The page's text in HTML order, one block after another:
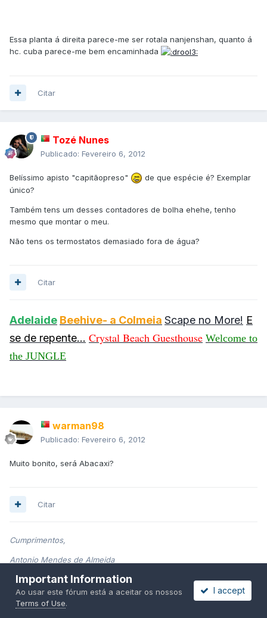
Essa planta á direita parece-me ser rotala nanjenshan, quanto á
hc. cuba parece-me bem encaminhada
Citar
Tozé Nunes
Publicado: Fevereiro 6, 2012
Belíssimo apisto "capitãopreso"
de que espécie é? Exemplar
único?
Também tens um desses contadores de bolha ehehe, tenho
mesmo que montar o meu.
Não tens os termostatos demasiado fora de água?
Citar
Adelaide Beehive- a Colmeia Scape no More! E
se de repente... Crystal Beach Guesthouse Welcome to
the JUNGLE
warman98
Publicado: Fevereiro 6, 2012
Muito bonito, será Abacaxi?
Citar
Cumprimentos,
Antonio Mendes de Almeida
MonsterFish -->
Important Information
Ao usar este fórum está a aceitar os nossos
Terms of Use.
I accept